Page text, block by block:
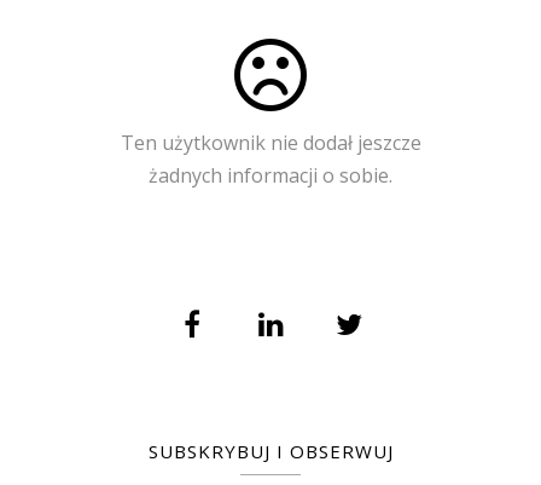
Ten użytkownik nie dodał jeszcze
żadnych informacji o sobie.
SUBSKRYBUJ I OBSERWUJ